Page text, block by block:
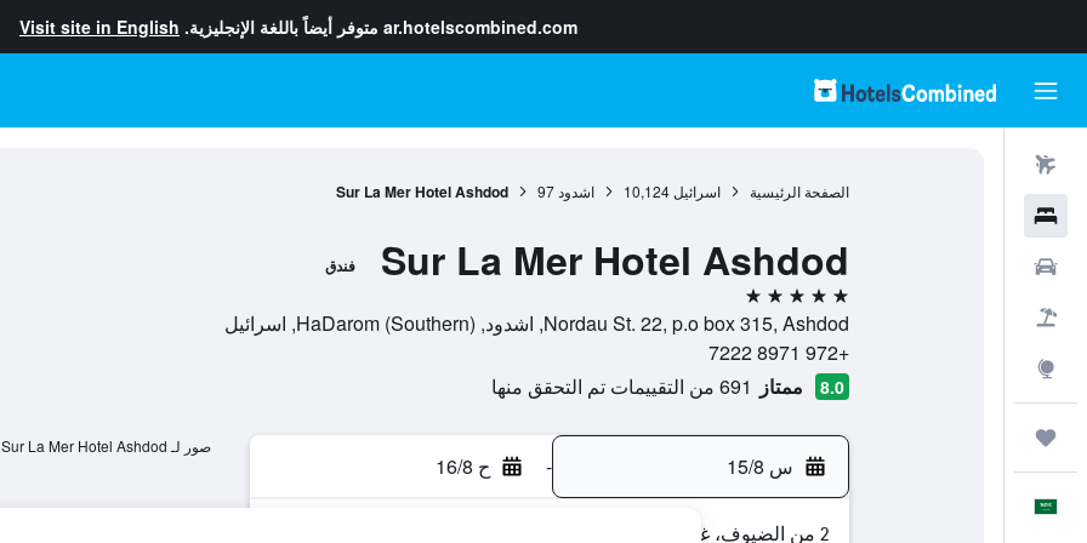
ar.hotelscombined.com متوفر أيضاً باللغة الإنجليزية. Visit site in English
الصفحة الرئيسية اسرائيل 10,124 اشدود 97
Sur La Mer Hotel Ashdod
Sur La Mer Hotel Ashdod فندق
5 نجوم
Nordau St. 22, p.o box 315, Ashdod, اشدود, HaDarom (Southern), اسرائيل
+972 8971 7222
8.0 ممتاز 691 من التقييمات تم التحقق منها
س 15/8 - ح 16/8
2 من الضيوف، غرفة واحدة
صور لـ Sur La Mer Hotel Ashdod